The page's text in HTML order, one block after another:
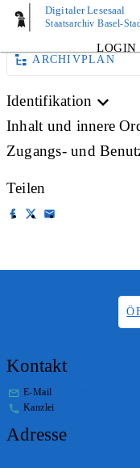
Digitaler Lesesaal
Staatsarchiv Basel-
LOGIN
BILD
ARCHIVPLAN
Identifikation
Inhalt und innere
Zugangs- und
Teilen
Kontakt
E-Mail
Kanzlei
Adresse